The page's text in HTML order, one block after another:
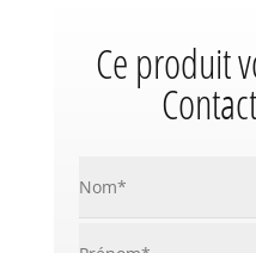
Ce produit